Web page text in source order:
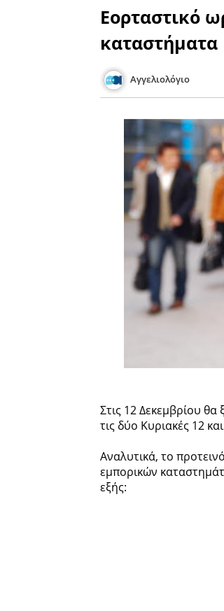
Εορταστικό
καταστήματα
Αγγελιολόγιο
Στις 12 Δεκεμβρίου
τις δύο Κυριακές 12
Αναλυτικά, το
εμπορικών
εξής: